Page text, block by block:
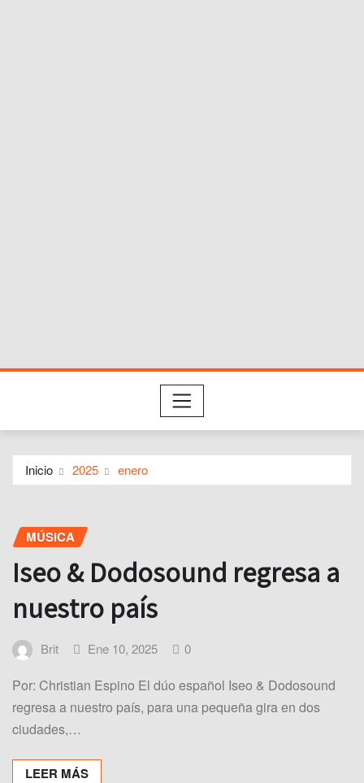
Inicio 2025 enero
MÚSICA
Iseo & Dodosound regresa a
nuestro país
Brit Ene 10, 2025 0
Por: Christian Espino El dúo español Iseo & Dodosound
regresa a nuestro país, para una pequeña gira en dos
ciudades,…
LEER MÁS